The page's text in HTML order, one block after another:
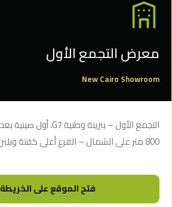
معرض التجمع الأول
New Cairo Showroom
800 متر على الشمال – الفرع أعلى كفتة وبلبن.
فتح الموقع على الخريطة